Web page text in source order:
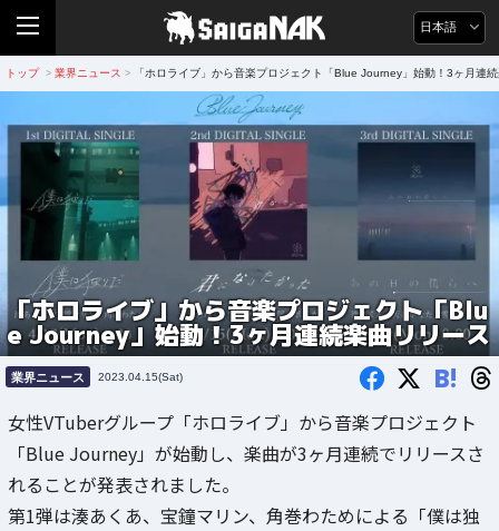
日本語
トップ > 業界ニュース > 「ホロライブ」から音楽プロジェクト「Blue Journey」始動！3ヶ月連
「ホロライブ」から音楽プロジェクト「Blu
e Journey」始動！3ヶ月連続楽曲リリース
業界ニュース 2023.04.15(Sat) B!
女性VTuberグループ「ホロライブ」から音楽プロジェクト
「Blue Journey」が始動し、楽曲が3ヶ月連続でリリースさ
れることが発表されました。
第1弾は湊あくあ、宝鐘マリン、角巻わためによる「僕は独